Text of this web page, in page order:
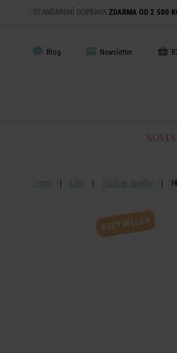
STANDARDNÍ DOPRAVA ZDARMA OD 2 500
Blog Newsletter
Domů Léto Plážové doplňky
BESTSELLER